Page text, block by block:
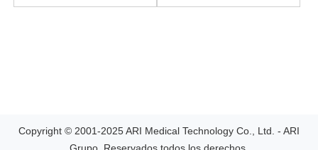
Copyright © 2001-2025 ARI Medical Technology Co., Ltd. - ARI